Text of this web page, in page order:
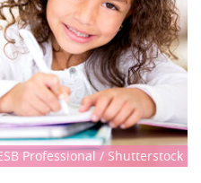
Professional / Shutterstock